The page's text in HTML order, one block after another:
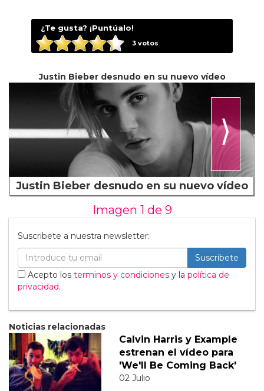
¿Te gusta? ¡Puntúalo!
3votos
Justin Bieber desnudo en su nuevo vídeo
⟩
Justin Bieber desnudo en su nuevo vídeo
Imagen 1 de 9
Suscribete a nuestra newsletter:
Suscribete
Acepto los terminos y condiciones y la política de
privacidad.
Noticias relacionadas
Calvin Harris y Example
estrenan el vídeo para
'We'll Be Coming Back'
02 Julio